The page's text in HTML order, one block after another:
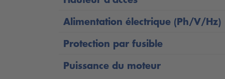
Peut être déplacé par un seul
Construction extrêmement compacte
Logement réglable en longueur - les
Alimentation électrique (Ph/V/Hz)
Protection par fusible
Puissance du moteur